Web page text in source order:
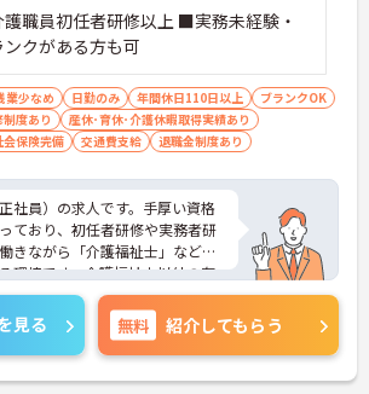
職員初任者研修以上 ■実務未経験・
ンクがある方も可
業少なめ 日勤のみ 年間休日110日以上
ブランクOK
度あり
産休･育休･介護休暇取得実績あり
会保険完備 交通費支給 退職金制度あり
社員）の求人です。手厚い資格
ており、初任者研修や実務者研
きながら「介護福祉士」などの
環境です。介護福祉士以外の有
福資格取得支援手当」が支給さ
ション高くステップアップに挑
日勤帯のみで、日々のスケジュ
直帰も可能。必ずサービス提供
寧な引き継ぎを行うため、訪問
見る 無料 紹介してもらう